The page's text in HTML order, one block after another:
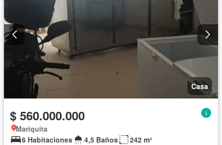
Casa
$ 560.000.000
Mariquita
6 Habitaciones
4,5 Baños
242 m²